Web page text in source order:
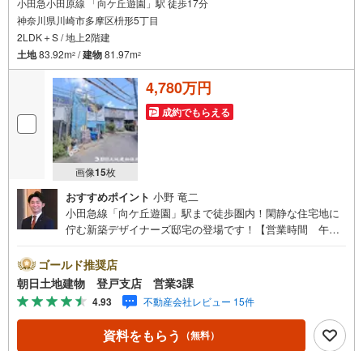
神奈川県川崎市多摩区枡形5丁目
2LDK＋S / 地上2階建
土地83.92m2 /建物81.97m2
画像15枚
4,780万円
成約でもらえる
おすすめポイント 小野 竜二
小田急線「向ケ丘遊園」駅まで徒歩圏内！閑静な住宅地に
佇む新築デザイナーズ邸宅の登場です！【営業時間 午前1
ります。人気物件には特にお問い合わせが集中する為、お
早めにお電話ください。『室内・現地見学をする』ボタン
よりご予約をいただくとご見学がスムーズです。【創業42
年】朝日土地建物株式会社は、神奈川県・東京都・埼玉県
の不動産を中心に取り扱っている不動産会社です。おかげ
さまで創業42年の信頼と安心でお客様の住まい探しを全力
ゴールド推奨店
朝日土地建物 登戸支店 営業3課
4.93 不動産会社レビュー 15件
資料をもらう （無料）